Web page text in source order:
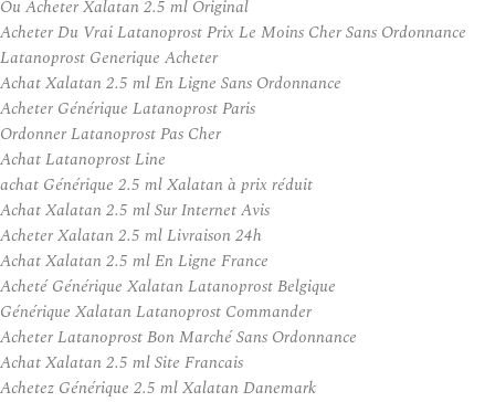
Ou Acheter Xalatan 2.5 ml Original
Acheter Du Vrai Latanoprost Prix Le Moins Cher Sans Ordonnance
Latanoprost Generique Acheter
Achat Xalatan 2.5 ml En Ligne Sans Ordonnance
Acheter Générique Latanoprost Paris
Ordonner Latanoprost Pas Cher
Achat Latanoprost Line
achat Générique 2.5 ml Xalatan à prix réduit
Achat Xalatan 2.5 ml Sur Internet Avis
Acheter Xalatan 2.5 ml Livraison 24h
Achat Xalatan 2.5 ml En Ligne France
Acheté Générique Xalatan Latanoprost Belgique
Générique Xalatan Latanoprost Commander
Acheter Latanoprost Bon Marché Sans Ordonnance
Achat Xalatan 2.5 ml Site Francais
Achetez Générique 2.5 ml Xalatan Danemark